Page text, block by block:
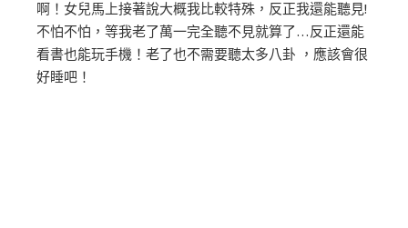
啊！女兒馬上接著說大概我比較特殊，反正我還能聽見!
不怕不怕，等我老了萬一完全聽不見就算了…反正還能
看書也能玩手機！老了也不需要聽太多八卦 ，應該會很
好睡吧！